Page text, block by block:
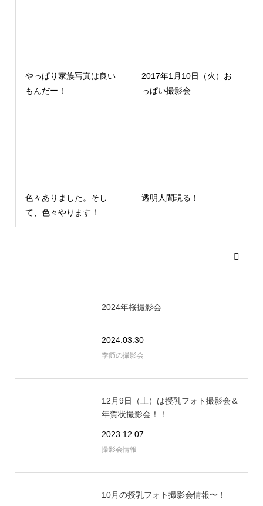
やっぱり家族写真は良い
もんだー！
2017年1月10日（火）お
っぱい撮影会
色々ありました。そし
て、色々やります！
透明人間現る！
2024年桜撮影会
2024.03.30
季節の撮影会
12月9日（土）は授乳フォト撮影会＆
年賀状撮影会！！
2023.12.07
撮影会情報
10月の授乳フォト撮影会情報〜！